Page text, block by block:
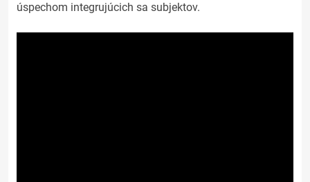
úspechom integrujúcich sa subjektov.